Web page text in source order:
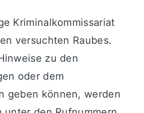
Kriminalkommissariat
versuchten Raubes.
zu den
oder dem
geben können, werden